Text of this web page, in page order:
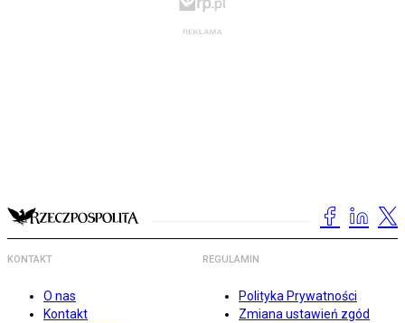
KONTAKT
O nas
Kontakt
REGULAMIN
Polityka Prywatności
Zmiana ustawień zgód